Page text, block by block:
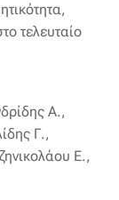
τελευταίο
Α.,
Γ.,
Ε.,